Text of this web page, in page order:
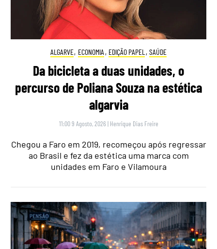
ALGARVE, ECONOMIA , EDIÇÃO PAPEL , SAÚDE
Da bicicleta a duas unidades, o
percurso de Poliana Souza na estética
algarvia
11:00 9 Agosto, 2026 | Henrique Dias Freire
Chegou a Faro em 2019, recomeçou após regressar
ao Brasil e fez da estética uma marca com
unidades em Faro e Vilamoura